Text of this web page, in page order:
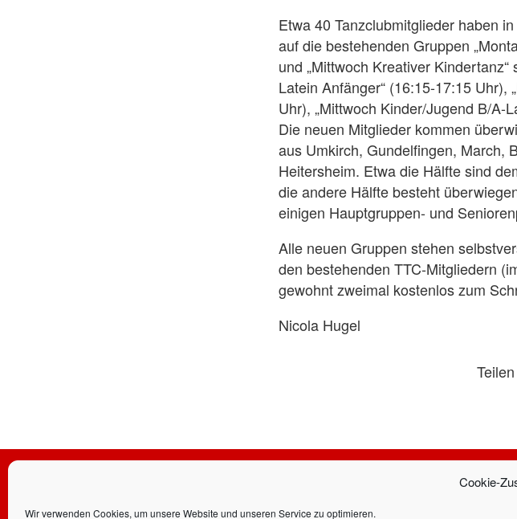
Cookie-
Wir verwenden Cookies, um unsere Website und unseren Service zu optimieren.
Etwa 40 Tanzclubmitglieder haben
auf die bestehenden Gruppen
und „Mittwoch Kreativer
Latein Anfänger“ (16:15-17:15 Uhr),
Uhr), „Mittwoch Kinder/Jugend B/A-
Die neuen Mitglieder kommen
aus Umkirch, Gundelfingen, March,
Heitersheim. Etwa die Hälfte sind
die andere Hälfte besteht
einigen Hauptgruppen- und
Alle neuen Gruppen stehen
den bestehenden TTC-Mitgliedern
gewohnt zweimal kostenlos zum
Nicola Hugel
Bleib auf dem Laufenden